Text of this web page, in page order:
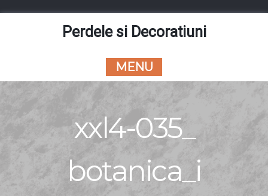
Perdele si Decoratiuni
MENU
xxl4-035_
botanica_i